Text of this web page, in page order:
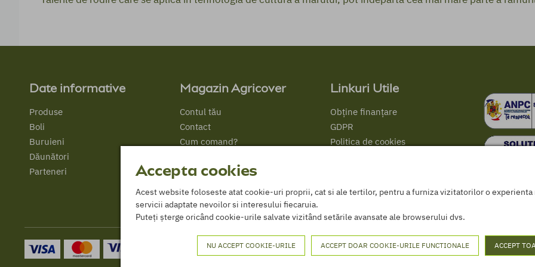
Date informative
Produse
Boli
Buruieni
Dăunători
Parteneri
Magazin Agricover
Contul tău
Contact
Cum comand?
Linkuri Utile
Obține finanțare
GDPR
Politica de cookies
Certificat comercializare PPP
© 2026
Accepta cookies
Acest website foloseste atat cookie-uri proprii, cat si ale tertilor, pentru a furniza vizitatorilor o experienta
servicii adaptate nevoilor si interesului fiecaruia.
Puteți șterge oricând cookie-urile salvate vizitând setările avansate ale browserului dvs.
NU ACCEPT COOKIE-URILE ACCEPT DOAR COOKIE-URILE FUNCTIONALE ACCEPT